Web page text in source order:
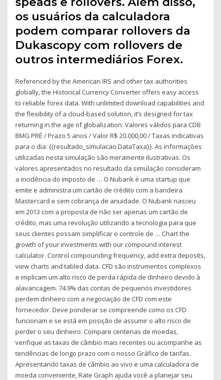
os usuários da calculadora
podem comparar rollovers da
Dukascopy com rollovers de
outros intermediários Forex.
Referenced by the American IRS and other tax authorities
globally, the Historical Currency Converter offers easy access
to reliable forex data. With unlimited download capabilities and
the flexibility of a cloud-based solution, it’s designed for tax
returning in the age of globalization. Valores válidos para CDB
BMG PRÉ / Prazo 5 anos / Valor R$ 20.000,00 / Taxas indicativas
para o dia: {{resultado_simulacao.DataTaxa}}. As informações
utilizadas nesta simulação são meramente ilustrativas. Os
valores apresentados no resultado da simulação consideram
a incidência do imposto de … O Nubank é uma startup que
emite e administra um cartão de crédito com a bandeira
Mastercard e sem cobrança de anuidade. O Nubank nasceu
em 2013 com a proposta de não ser apenas um cartão de
crédito, mas uma revolução utilizando a tecnologia para que
seus clientes possam simplificar o controle de … Chart the
growth of your investments with our compound interest
calculator. Control compounding frequency, add extra deposits,
view charts and tabled data. CFD são instrumentos complexos
e implicam um alto risco de perda rápida de dinheiro devido à
alavancagem. 74.9% das contas de pequenos investidores
perdem dinheiro com a negociação de CFD com este
fornecedor. Deve ponderar se compreende como os CFD
funcionam e se está em posição de assumir o alto risco de
perder o seu dinheiro. Compare centenas de moedas,
verifique as taxas de câmbio mais recentes ou acompanhe as
tendências de longo prazo com o nosso Gráfico de tarifas.
Apresentando taxas de câmbio ao vivo e uma calculadora de
moeda conveniente, Rate Graph ajuda você a planejar seu